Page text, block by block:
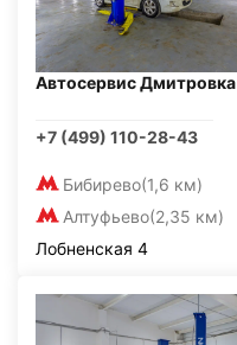
Автосервис Дмитровка
+7 (499) 110-28-43
Бибирево(1,6 км)
Алтуфьево(2,35 км)
Лобненская 4